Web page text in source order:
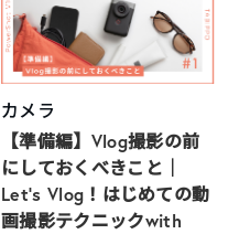
カメラ
【準備編】Vlog撮影の前
にしておくべきこと｜
Let’s Vlog！はじめての動
画撮影テクニックwith